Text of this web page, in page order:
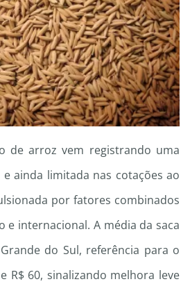
de arroz vem registrando uma
ainda limitada nas cotações ao
por fatores combinados
e internacional. A média da saca
do Sul, referência para o
R$ 60, sinalizando melhora leve